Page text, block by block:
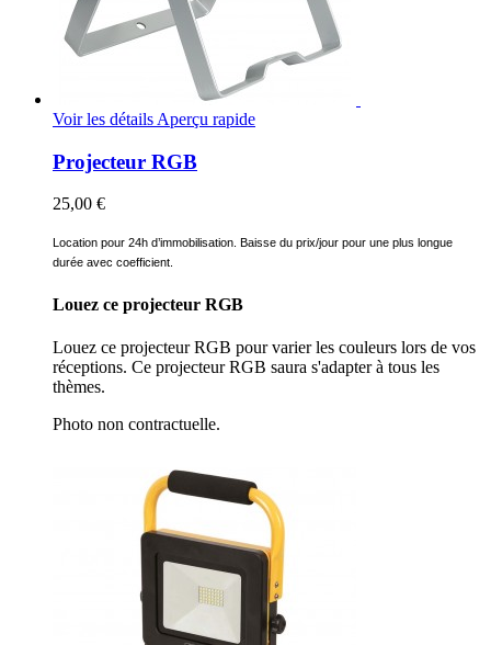
Voir les détails Aperçu rapide
Projecteur RGB
25,00 €
Location pour 24h d’immobilisation. Baisse du prix/jour pour une plus longue
durée avec coefficient.
Louez ce projecteur RGB
Louez ce projecteur RGB pour varier les couleurs lors de vos
réceptions. Ce projecteur RGB saura s'adapter à tous les
thèmes.
Photo non contractuelle.